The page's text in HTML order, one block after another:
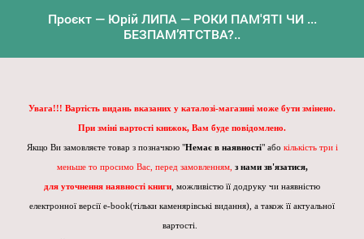
Проєкт — Юрій ЛИПА — РОКИ ПАМ'ЯТІ ЧИ ...
БЕЗПАМ’ЯТСТВА?..
Увага!!! Вартість видань вказаних у каталозі-магазині може бути змінено.
При зміні вартості книжок, Вам буде повідомлено.
Якщо Ви замовляєте товар з позначкою "Немає в наявності" або кількість три і
меньше то просимо Вас, перед замовленням, з нами зв'язатися,
для уточнення наявності книги , можливістю її додруку чи наявністю
електронної версії e-book(тільки каменярівські видання), а також її актуальної
вартості.